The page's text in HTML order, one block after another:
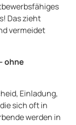
Das zieht
vermeidet
ohne
Einladung,
sich oft in
werden in